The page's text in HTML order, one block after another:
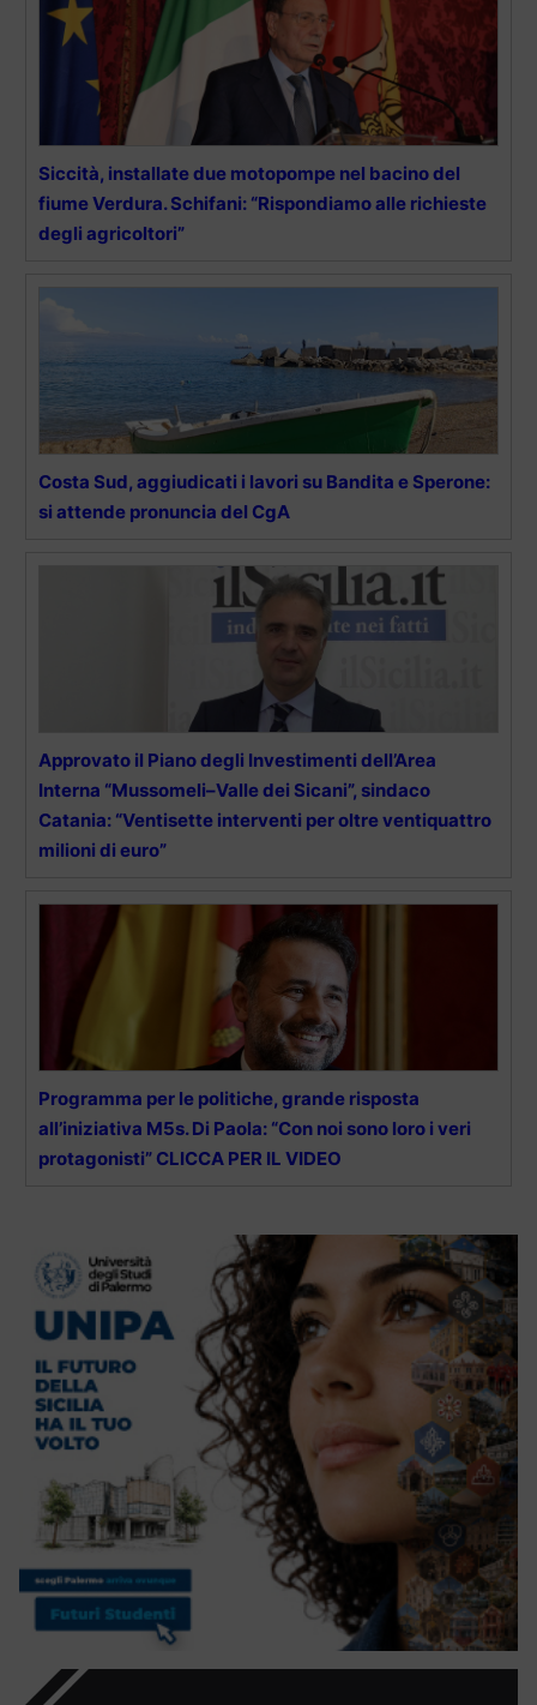
Siccità, installate due motopompe nel bacino del
fiume Verdura. Schifani: “Rispondiamo alle richieste
degli agricoltori”
Costa Sud, aggiudicati i lavori su Bandita e Sperone:
si attende pronuncia del CgA
Approvato il Piano degli Investimenti dell’Area
Interna “Mussomeli–Valle dei Sicani”, sindaco
Catania: “Ventisette interventi per oltre ventiquattro
milioni di euro”
Programma per le politiche, grande risposta
all’iniziativa M5s. Di Paola: “Con noi sono loro i veri
protagonisti” CLICCA PER IL VIDEO